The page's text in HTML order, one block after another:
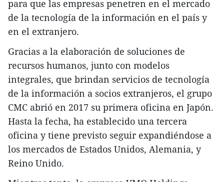
para que las empresas penetren en el mercado
de la tecnología de la información en el país y
en el extranjero.
Gracias a la elaboración de soluciones de
recursos humanos, junto con modelos
integrales, que brindan servicios de tecnología
de la información a socios extranjeros, el grupo
CMC abrió en 2017 su primera oficina en Japón.
Hasta la fecha, ha establecido una tercera
oficina y tiene previsto seguir expandiéndose a
los mercados de Estados Unidos, Alemania, y
Reino Unido.